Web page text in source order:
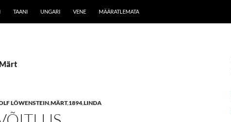
TAANI UNGARI VENE MÄÄRATLEMATA
LÖWENSTEIN,MÄRT,1894,LINDA